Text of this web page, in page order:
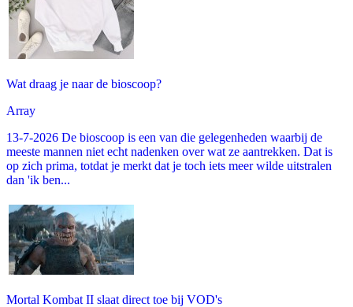
Wat draag je naar de bioscoop?
Array
13-7-2026 De bioscoop is een van die gelegenheden waarbij de
meeste mannen niet echt nadenken over wat ze aantrekken. Dat is
op zich prima, totdat je merkt dat je toch iets meer wilde uitstralen
dan 'ik ben...
Mortal Kombat II slaat direct toe bij VOD's